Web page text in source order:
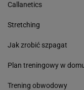
Callanetics
Stretching
Jak zrobić szpagat
Plan treningowy w
Trening obwodowy